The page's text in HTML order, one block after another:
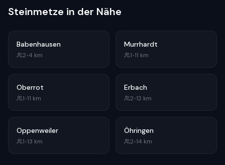
Steinmetze in der Nähe
Babenhausen
2•4 km
Murrhardt
1•11 km
Oberrot
1•11 km
Erbach
2•12 km
Oppenweiler
1•13 km
Öhringen
2•14 km